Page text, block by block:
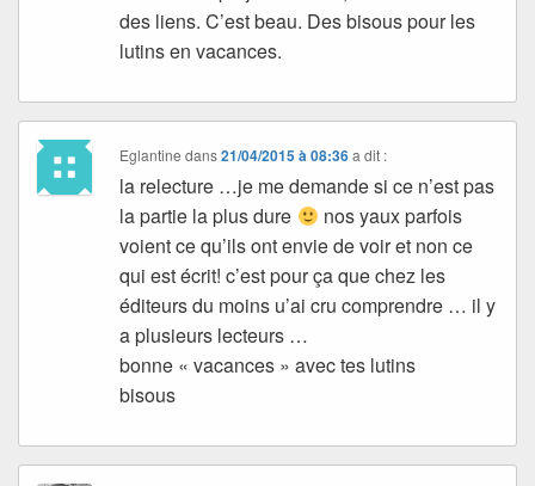
des liens. C’est beau. Des bisous pour les
lutins en vacances.
Eglantine dans21/04/2015 à 08:36 a dit :
la relecture …je me demande si ce n’est pas
la partie la plus dure
nos yaux parfois
voient ce qu’ils ont envie de voir et non ce
qui est écrit! c’est pour ça que chez les
éditeurs du moins u’ai cru comprendre … il y
a plusieurs lecteurs …
bonne « vacances » avec tes lutins
bisous